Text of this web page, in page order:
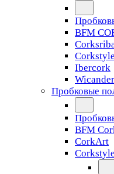
BFM
Corkstyle
Ibercork
Пробковые
BFM
CorkArt
Corkstyle